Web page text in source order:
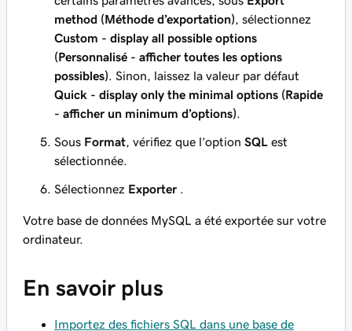
method (Méthode d’exportation) , sélectionnez
Custom - display all possible options
(Personnalisé - afficher toutes les options
possibles) . Sinon, laissez la valeur par défaut
Quick - display only the minimal options (Rapide
- afficher un minimum d’options)
Sous Format , vérifiez que l’option SQL est
sélectionnée.
Sélectionnez Exporter
Votre base de données MySQL a été exportée sur votre
ordinateur.
En savoir plus
Importez des fichiers SQL dans une base de